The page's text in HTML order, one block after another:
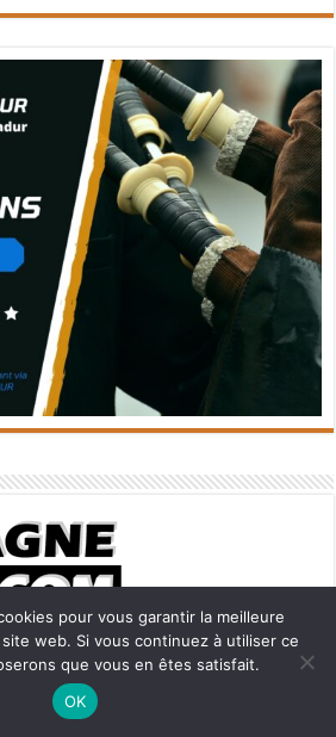
de Bernard Rio "LA REVOLUTION DES
EN SAVOIR PLUS
pour vous garantir la meilleure
web. Si vous continuez à utiliser ce
que vous en êtes satisfait.
OK